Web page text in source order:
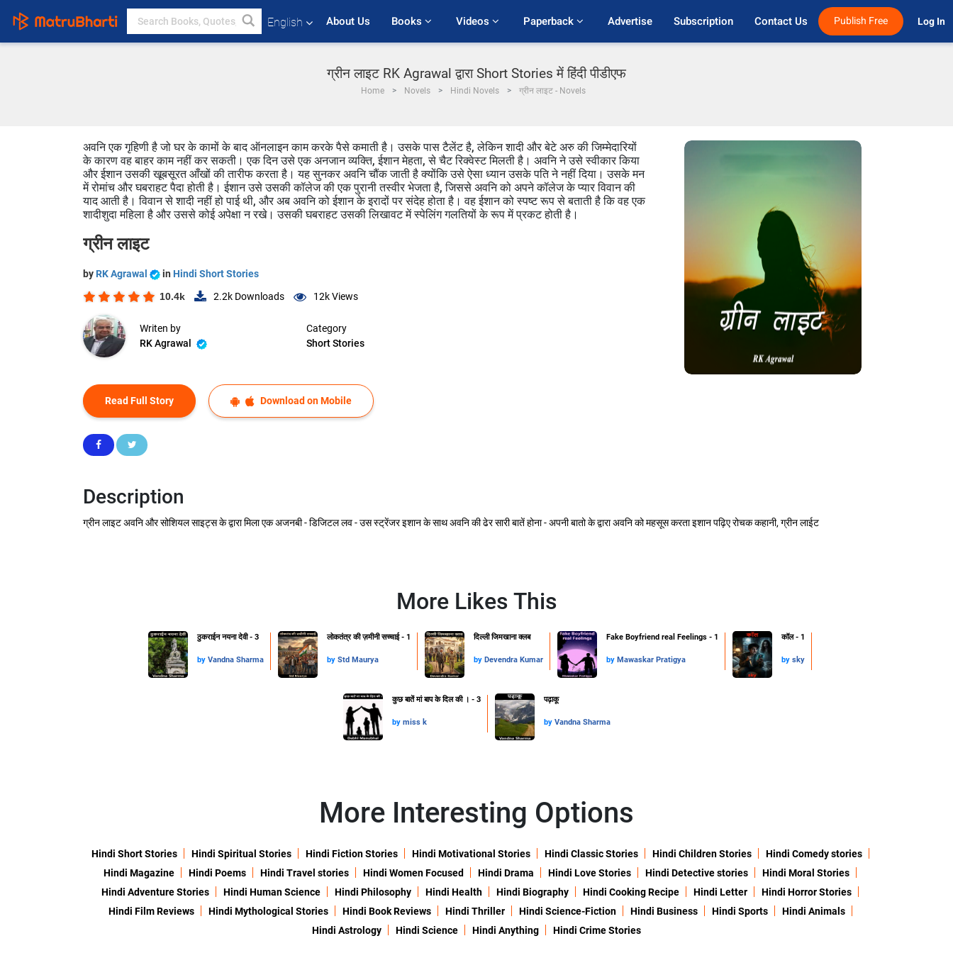
English About Us Books Videos Paperback Advertise Subscription Contact Us Publish Free Log In
ग्रीन लाइट RK Agrawal द्वारा Short Stories में हिंदी पीडीएफ
Home Novels Hindi Novels ग्रीन लाइट - Novels
अवनि एक गृहिणी है जो घर के कामों के बाद ऑनलाइन काम करके पैसे कमाती है। उसके पास टैलेंट है, लेकिन शादी और बेटे अरु की जिम्मेदारियों
के कारण वह बाहर काम नहीं कर सकती। एक दिन उसे एक अनजान व्यक्ति, ईशान मेहता, से चैट रिक्वेस्ट मिलती है। अवनि ने उसे स्वीकार किया
और ईशान उसकी खूबसूरत आँखों की तारीफ करता है। यह सुनकर अवनि चौंक जाती है क्योंकि उसे ऐसा ध्यान उसके पति ने नहीं दिया। उसके मन
में रोमांच और घबराहट पैदा होती है। ईशान उसे उसकी कॉलेज की एक पुरानी तस्वीर भेजता है, जिससे अवनि को अपने कॉलेज के प्यार विवान की
याद आती है। विवान से शादी नहीं हो पाई थी, और अब अवनि को ईशान के इरादों पर संदेह होता है। वह ईशान को स्पष्ट रूप से बताती है कि वह एक
शादीशुदा महिला है और उससे कोई अपेक्षा न रखे। उसकी घबराहट उसकी लिखावट में स्पेलिंग गलतियों के रूप में प्रकट होती है।
ग्रीन लाइट
by RK Agrawal in Hindi Short Stories
10.4k 2.2k Downloads 12kViews
Writen by
RK Agrawal
Category
Short Stories
Read Full Story Download on Mobile
Description
ग्रीन लाइट अवनि और सोशियल साइट्स के द्वारा मिला एक अजनबी - डिजिटल लव - उस स्ट्रेंजर इशान के साथ अवनि की ढेर सारी बातें होना - अपनी बातो के द्वारा अवनि को महसूस करता इशान पढ़िए रोचक कहानी, ग्रीन लाईट
More Likes This
ठुकराईन नयना देवी - 3
by Vandna Sharma
लोकतंत्र की ज़मीनी सच्चाई - 1
by Std Maurya
दिल्ली जिमखाना क्लब
by Devendra Kumar
Fake Boyfriend real Feelings - 1
by Mawaskar Pratigya
कॉल - 1
by sky
कुछ बातें मां बाप के दिल की । - 3
by miss k
पढ़ाकू
by Vandna Sharma
More Interesting Options
Hindi Short Stories Hindi Spiritual Stories Hindi Fiction Stories Hindi Motivational Stories Hindi Classic Stories Hindi Children Stories
Hindi Comedy stories
Hindi Magazine
Hindi Poems Hindi Travel stories Hindi Women Focused Hindi Drama Hindi Love Stories Hindi Detective stories
Hindi Moral Stories
Hindi Adventure Stories
Hindi Human Science Hindi Philosophy Hindi Health Hindi Biography Hindi Cooking Recipe Hindi Letter
Hindi Horror Stories
Hindi Film Reviews
Hindi Mythological Stories Hindi Book Reviews Hindi Thriller Hindi Science-Fiction Hindi Business Hindi Sports
Hindi Animals
Hindi Astrology
Hindi Science Hindi Anything Hindi Crime Stories